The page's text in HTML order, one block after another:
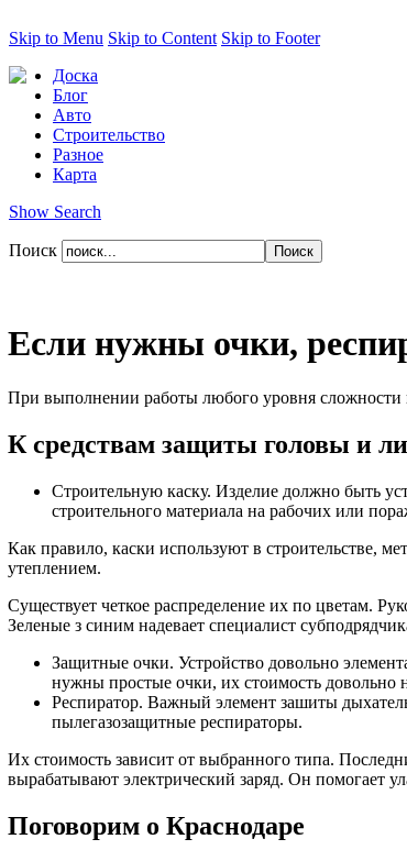
Skip to Menu Skip to Content Skip to Footer
Доска
Блог
Авто
Строительство
Разное
Карта
Show Search
Поиск
Если нужны очки,
При выполнении работы любого уровня сложности
К средствам защиты головы и
Строительную каску. Изделие должно быть
строительного материала на рабочих или
Как правило, каски используют в строительстве,
утеплением.
Существует четкое распределение их по цветам.
Зеленые з синим надевает специалист
Защитные очки. Устройство довольно
нужны простые очки, их стоимость довольно
Респиратор. Важный элемент зашиты
пылегазозащитные респираторы.
Их стоимость зависит от выбранного типа.
вырабатывают электрический заряд. Он помогает
Поговорим о Краснодаре